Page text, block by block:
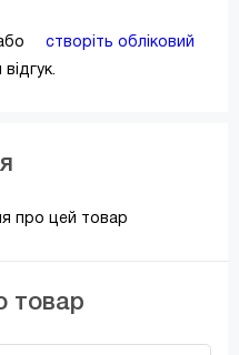
створіть обліковий
про цей товар
товар